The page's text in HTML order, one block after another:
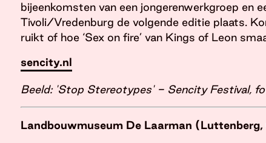
bijeenkomsten van een jongerenwerkgroep en
Tivoli/Vredenburg de volgende editie plaats.
ruikt of hoe ‘Sex on fire’ van Kings of Leon
sencity.nl
Beeld: 'Stop Stereotypes' - Sencity Festival,
Landbouwmuseum De Laarman